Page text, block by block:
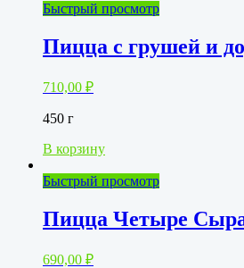
Быстрый просмотр
Пицца с грушей и
710,00 ₽
450 г
В корзину
Быстрый просмотр
Пицца Четыре
690,00 ₽